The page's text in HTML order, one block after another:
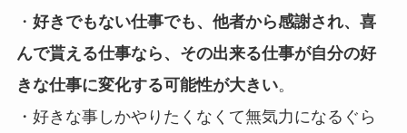
・ 好きでもない仕事でも、他者から感謝され、喜
んで貰える仕事なら、その出来る仕事が自分の好
きな仕事に変化する可能性が大きい。
・好きな事しかやりたくなくて無気力になるぐら